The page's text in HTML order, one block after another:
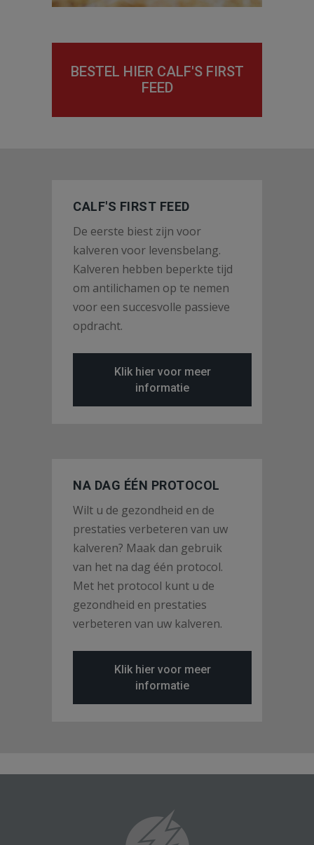
BESTEL HIER CALF'S FIRST
FEED
CALF'S FIRST FEED
De eerste biest zijn voor
kalveren voor levensbelang.
Kalveren hebben beperkte tijd
om antilichamen op te nemen
voor een succesvolle passieve
opdracht.
Klik hier voor meer
informatie
NA DAG ÉÉN PROTOCOL
Wilt u de gezondheid en de
prestaties verbeteren van uw
kalveren? Maak dan gebruik
van het na dag één protocol.
Met het protocol kunt u de
gezondheid en prestaties
verbeteren van uw kalveren.
Klik hier voor meer
informatie